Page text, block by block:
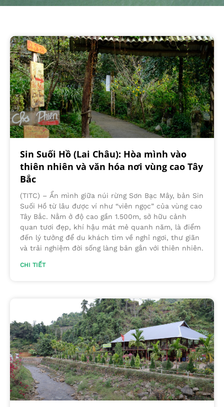
Sin Suối Hồ (Lai Châu): Hòa mình vào
thiên nhiên và văn hóa nơi vùng cao Tây
Bắc
(TITC) – Ẩn mình giữa núi rừng Sơn Bạc Mây, bản Sin
Suối Hồ từ lâu được ví như “viên ngọc” của vùng cao
Tây Bắc. Nằm ở độ cao gần 1.500m, sở hữu cảnh
quan tươi đẹp, khí hậu mát mẻ quanh năm, là điểm
đến lý tưởng để du khách tìm về nghỉ ngơi, thư giãn
và trải nghiệm đời sống làng bản gắn với thiên nhiên.
CHI TIẾT